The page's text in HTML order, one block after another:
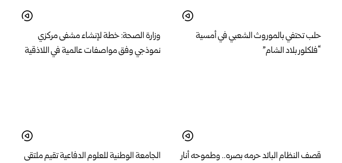
حلب تحتفي بالموروث الشعبي في أمسية
“فلكلور بلاد الشام”
وزارة الصحة: خطة لإنشاء مشفى مركزي
نموذجي وفق مواصفات عالمية في اللاذقية
قصف النظام البائد حرمه بصره.. وطموحه أنار
الجامعة الوطنية للعلوم الدفاعية تقيم ملتقى